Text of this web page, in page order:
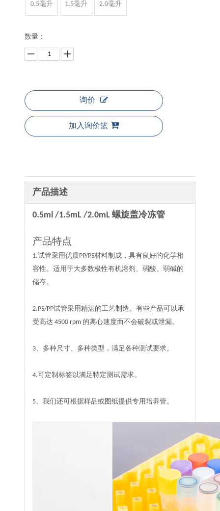
0.5毫升 1.5毫升 2.0毫升
数量：
询价
加入询价篮
产品描述
0.5ml /1.5mL /2.0mL 螺旋盖冷冻管
产品特点
1.试管采用优质PP/PS材料制成，具有良好的化学相
容性。适用于大多数极性有机溶剂、弱酸、弱碱的
储存。
2.PS/PP试管采用精湛的工艺制造。有些产品可以承
受高达 4500 rpm 的离心速度而不会破裂或泄漏。
3、多种尺寸、多种类型，满足各种测试要求。
4.可定制标签以满足特定测试需求。
5、我们还可根据样品或图纸提供专用培养管。